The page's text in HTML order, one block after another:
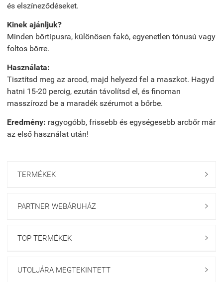
és elszíneződéseket.
Kinek ajánljuk?
Minden bőrtípusra, különösen fakó, egyenetlen tónusú vagy
foltos bőrre.
Használata:
Tisztítsd meg az arcod, majd helyezd fel a maszkot. Hagyd
hatni 15-20 percig, ezután távolítsd el, és finoman
masszírozd be a maradék szérumot a bőrbe.
Eredmény: ragyogóbb, frissebb és egységesebb arcbőr már
az első használat után!
TERMÉKEK 
PARTNER WEBÁRUHÁZ 
TOP TERMÉKEK 
UTOLJÁRA MEGTEKINTETT 